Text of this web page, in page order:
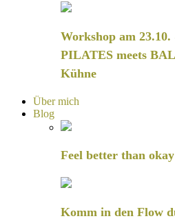
Workshop am
PILATES meets
Kühne
Über mich
Blog
Feel better than
Komm in den Flow